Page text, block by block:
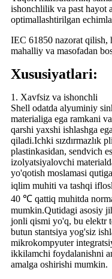
ishonchlilik va past hayot
optimallashtirilgan
IEC 61850 nazorat qilish,
mahalliy va masofadan
Xususiyatlari:
1. Xavfsiz va ishonchli
Shell odatda alyuminiy
materialiga ega ramkani
qarshi yaxshi ishlashga
qiladi.Ichki sızdırmazlık
plastinkasidan, sendvich
izolyatsiyalovchi
yo'qotish moslamasi
iqlim muhiti va tashqi
40 ℃ qattiq muhitda
mumkin.Qutidagi asosiy
jonli qismi yo'q, bu elektr
butun stantsiya yog'siz
mikrokompyuter
ikkilamchi foydalanishni
amalga oshirishi mumkin.